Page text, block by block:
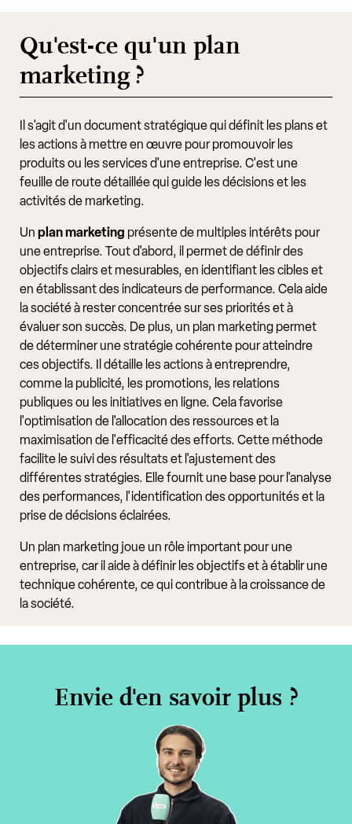
Qu'est-ce qu'un plan
marketing ?
Il s'agit d'un document stratégique qui définit les plans et
les actions à mettre en œuvre pour promouvoir les
produits ou les services d'une entreprise. C'est une
feuille de route détaillée qui guide les décisions et les
activités de marketing.
Un plan marketing présente de multiples intérêts pour
une entreprise. Tout d'abord, il permet de définir des
objectifs clairs et mesurables, en identifiant les cibles et
en établissant des indicateurs de performance. Cela aide
la société à rester concentrée sur ses priorités et à
évaluer son succès. De plus, un plan marketing permet
de déterminer une stratégie cohérente pour atteindre
ces objectifs. Il détaille les actions à entreprendre,
comme la publicité, les promotions, les relations
publiques ou les initiatives en ligne. Cela favorise
l'optimisation de l'allocation des ressources et la
maximisation de l'efficacité des efforts. Cette méthode
facilite le suivi des résultats et l'ajustement des
différentes stratégies. Elle fournit une base pour l'analyse
des performances, l'identification des opportunités et la
prise de décisions éclairées.
Un plan marketing joue un rôle important pour une
entreprise, car il aide à définir les objectifs et à établir une
technique cohérente, ce qui contribue à la croissance de
la société.
Envie d'en savoir plus ?